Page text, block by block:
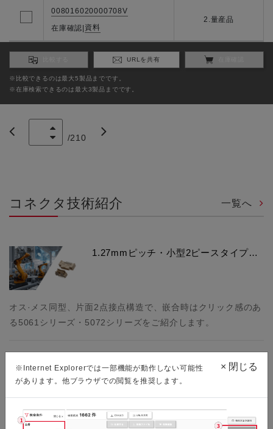
※Internet Explorerでは一部機能が動作しない可能性
があります。他ブラウザでの閲覧を推奨します。
× 閉じる
008016020000708V
在庫確認| 資料
2.量産品
URLを共有
※比較できるのは最大5製品までです。
※在庫検索できるのは最大3製品までです。
/210
コネクタ技術紹介 一覧へ
1.27mmピッチ・小型2ピースタイプ…
オス·メス同型、片面2点接点構造で、嵌合時はクリック感のあ
る5061シリーズ・5072シリーズをご紹介します。
FloXY®HS 省スペース 0.5mmピッチ…
SDVの進化やADAS/ADの高度化を背景に高機能化した車載機